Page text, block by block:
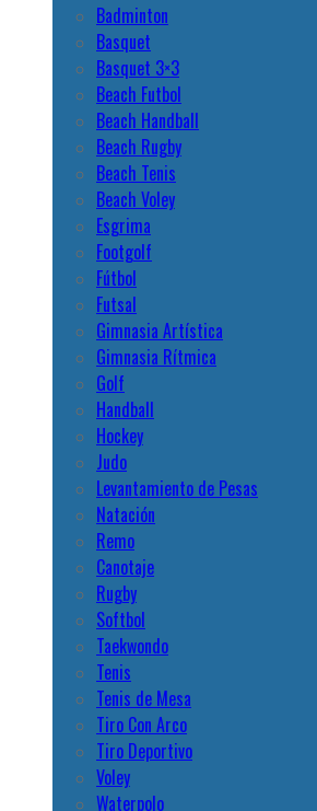
Badminton
Basquet
Basquet 3×3
Beach Futbol
Beach Handball
Beach Rugby
Beach Tenis
Beach Voley
Esgrima
Footgolf
Fútbol
Futsal
Gimnasia Artística
Gimnasia Rítmica
Golf
Handball
Hockey
Judo
Levantamiento de Pesas
Natación
Remo
Canotaje
Rugby
Softbol
Taekwondo
Tenis
Tenis de Mesa
Tiro Con Arco
Tiro Deportivo
Voley
Waterpolo